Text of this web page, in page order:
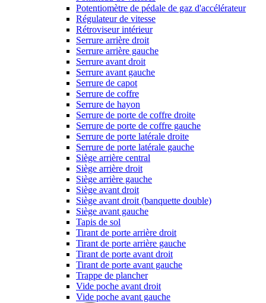
Potentiomètre de pédale de gaz d'accélérateur
Régulateur de vitesse
Rétroviseur intérieur
Serrure arrière droit
Serrure arrière gauche
Serrure avant droit
Serrure avant gauche
Serrure de capot
Serrure de coffre
Serrure de hayon
Serrure de porte de coffre droite
Serrure de porte de coffre gauche
Serrure de porte latérale droite
Serrure de porte latérale gauche
Siège arrière central
Siège arrière droit
Siège arrière gauche
Siège avant droit
Siège avant droit (banquette double)
Siège avant gauche
Tapis de sol
Tirant de porte arrière droit
Tirant de porte arrière gauche
Tirant de porte avant droit
Tirant de porte avant gauche
Trappe de plancher
Vide poche avant droit
Vide poche avant gauche